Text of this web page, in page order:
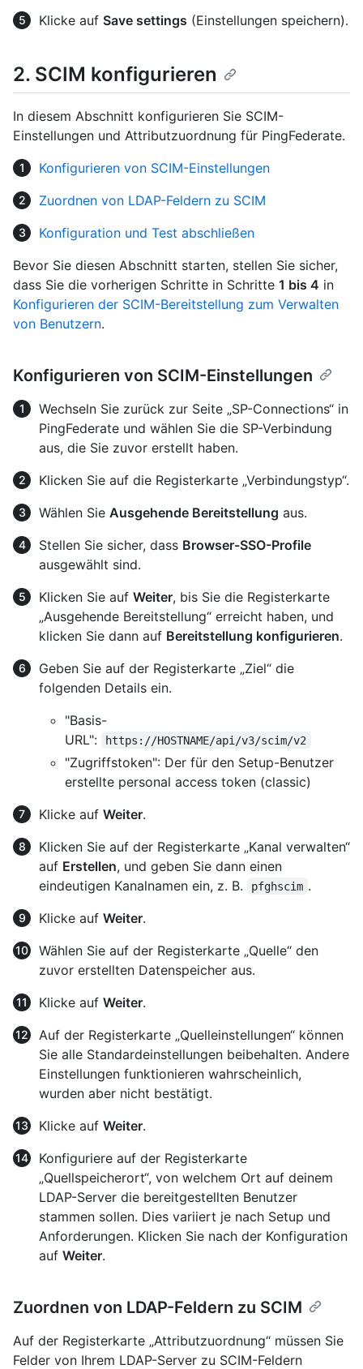
Klicke auf Save settings (Einstellungen speichern).
2. SCIM konfigurieren
In diesem Abschnitt konfigurieren Sie SCIM-
Einstellungen und Attributzuordnung für PingFederate.
Konfigurieren von SCIM-Einstellungen
Zuordnen von LDAP-Feldern zu SCIM
Konfiguration und Test abschließen
Bevor Sie diesen Abschnitt starten, stellen Sie sicher,
dass Sie die vorherigen Schritte in Schritte 1 bis 4 in
Konfigurieren der SCIM-Bereitstellung zum Verwalten
von Benutzern.
Konfigurieren von SCIM-Einstellungen
Wechseln Sie zurück zur Seite „SP-Connections“ in
PingFederate und wählen Sie die SP-Verbindung
aus, die Sie zuvor erstellt haben.
Klicken Sie auf die Registerkarte „Verbindungstyp“.
Wählen Sie Ausgehende Bereitstellung aus.
Stellen Sie sicher, dass Browser-SSO-Profile
ausgewählt sind.
Klicken Sie auf Weiter, bis Sie die Registerkarte
„Ausgehende Bereitstellung“ erreicht haben, und
klicken Sie dann auf Bereitstellung konfigurieren.
Geben Sie auf der Registerkarte „Ziel“ die
folgenden Details ein.
"Basis-
URL":
https://HOSTNAME/api/v3/scim/v2
"Zugriffstoken": Der für den Setup-Benutzer
erstellte personal access token (classic)
Klicke auf Weiter.
Klicken Sie auf der Registerkarte „Kanal verwalten“
auf Erstellen, und geben Sie dann einen
eindeutigen Kanalnamen ein, z. B.
pfghscim .
Klicke auf Weiter.
Wählen Sie auf der Registerkarte „Quelle“ den
zuvor erstellten Datenspeicher aus.
Klicke auf Weiter.
Auf der Registerkarte „Quelleinstellungen“ können
Sie alle Standardeinstellungen beibehalten. Andere
Einstellungen funktionieren wahrscheinlich,
wurden aber nicht bestätigt.
Klicke auf Weiter.
Konfiguriere auf der Registerkarte
„Quellspeicherort“, von welchem Ort auf deinem
LDAP-Server die bereitgestellten Benutzer
stammen sollen. Dies variiert je nach Setup und
Anforderungen. Klicken Sie nach der Konfiguration
auf Weiter.
Zuordnen von LDAP-Feldern zu SCIM
Auf der Registerkarte „Attributzuordnung“ müssen Sie
Felder von Ihrem LDAP-Server zu SCIM-Feldern